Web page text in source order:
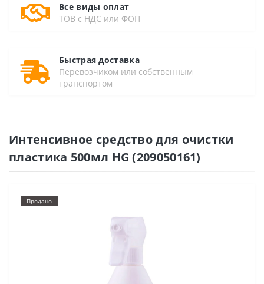
Все виды оплат
ТОВ с НДС или ФОП
Быстрая доставка
Перевозчиком или собственным
транспортом
Интенсивное средство для очистки
пластика 500мл HG (209050161)
Продано